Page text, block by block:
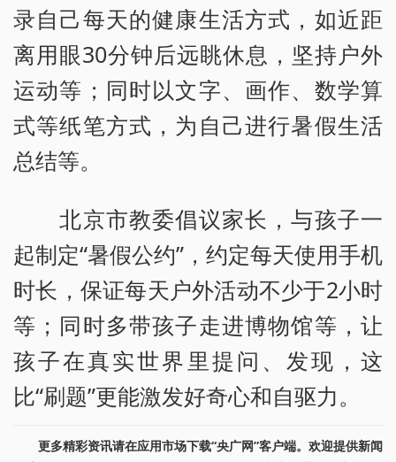
录自己每天的健康生活方式，如近距
离用眼30分钟后远眺休息，坚持户外
运动等；同时以文字、画作、数学算
式等纸笔方式，为自己进行暑假生活
总结等。
北京市教委倡议家长，与孩子一
起制定“暑假公约”，约定每天使用手机
时长，保证每天户外活动不少于2小时
等；同时多带孩子走进博物馆等，让
孩子在真实世界里提问、发现，这
比“刷题”更能激发好奇心和自驱力。
更多精彩资讯请在应用市场下载“央广网”客户端。欢迎提供新闻